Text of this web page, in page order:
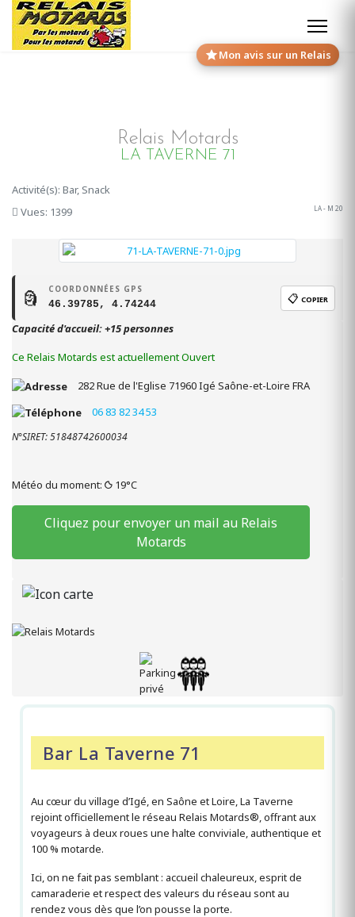
Mon avis sur un Relais
Relais Motards
LA TAVERNE 71
Activité(s): Bar, Snack
Vues: 1399
LA - M 20
🗿 COORDONNÉES GPS
46.39785, 4.74244 📋 COPIER
Capacité d'accueil: +15 personnes
Ce Relais Motards est actuellement Ouvert
282 Rue de l'Eglise 71960Igé Saône-et-Loire FRA
06 83 82 34 53
N°SIRET: 51848742600034
Météo du moment: 19°C
Cliquez pour envoyer un mail au Relais
Motards
Bar La Taverne 71
Au cœur du village d’Igé, en Saône et Loire, La Taverne
rejoint officiellement le réseau Relais Motards®, offrant aux
voyageurs à deux roues une halte conviviale, authentique et
100 % motarde.
Ici, on ne fait pas semblant : accueil chaleureux, esprit de
camaraderie et respect des valeurs du réseau sont au
rendez vous dès que l’on pousse la porte.